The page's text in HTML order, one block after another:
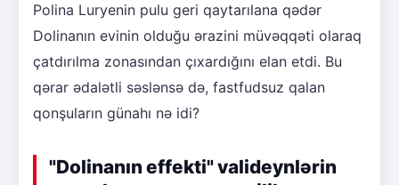
Polina Luryenin pulu geri qaytarılana qədər
Dolinanın evinin olduğu ərazini müvəqqəti olaraq
çatdırılma zonasından çıxardığını elan etdi. Bu
qərar ədalətli səslənsə də, fastfudsuz qalan
qonşuların günahı nə idi?
"Dolinanın effekti" valideynlərin